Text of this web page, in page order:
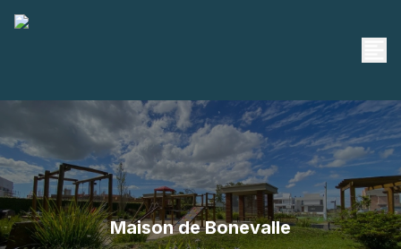
Maison de Bonevalle